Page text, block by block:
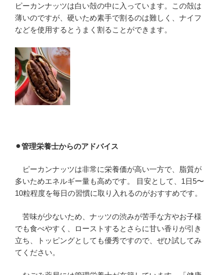
ピーカンナッツは白い殻の中に入っています。この殻は
薄いのですが、硬いため素手で割るのは難しく、ナイフ
などを使用するとうまく割ることができます。
⚫︎管理栄養士からのアドバイス
ピーカンナッツは非常に栄養価が高い一方で、脂質が
多いためエネルギー量も高めです。 目安として、1日5〜
10粒程度を毎日の習慣に取り入れるのがおすすめです。
苦味が少ないため、ナッツの渋みが苦手な方やお子様
でも食べやすく、ローストするとさらに甘い香りが引き
立ち、トッピングとしても優秀ですので、ぜひ試してみ
てください。